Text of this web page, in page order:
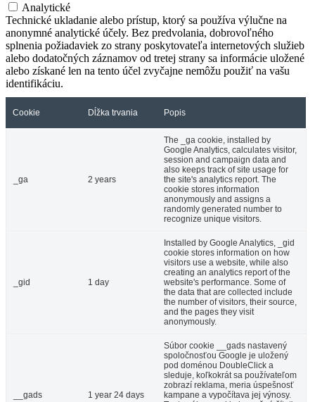
Analytické
Technické ukladanie alebo prístup, ktorý sa používa výlučne na
anonymné analytické účely. Bez predvolania, dobrovoľného
splnenia požiadaviek zo strany poskytovateľa internetových služieb
alebo dodatočných záznamov od tretej strany sa informácie uložené
alebo získané len na tento účel zvyčajne nemôžu použiť na vašu
identifikáciu.
Cookie Dĺžka trvania Popis
_ga 2 years
The _ga cookie, installed by
Google Analytics, calculates visitor,
session and campaign data and
also keeps track of site usage for
the site's analytics report. The
cookie stores information
anonymously and assigns a
randomly generated number to
recognize unique visitors.
_gid 1 day
Installed by Google Analytics, _gid
cookie stores information on how
visitors use a website, while also
creating an analytics report of the
website's performance. Some of
the data that are collected include
the number of visitors, their source,
and the pages they visit
anonymously.
__gads 1 year 24 days
Súbor cookie __gads nastavený
spoločnosťou Google je uložený
pod doménou DoubleClick a
sleduje, koľkokrát sa používateľom
zobrazí reklama, meria úspešnosť
kampane a vypočítava jej výnosy.